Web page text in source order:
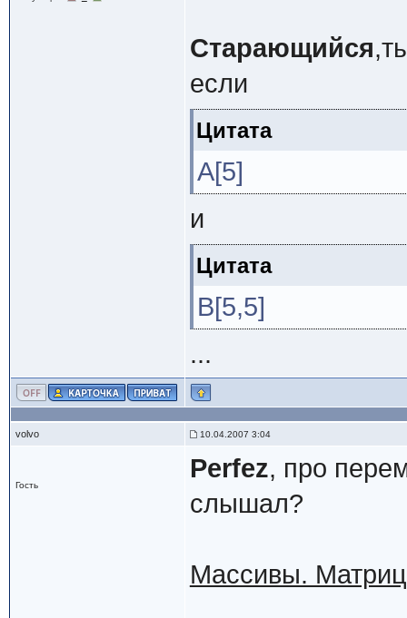
Старающийся
если
Цитата
A[5]
и
Цитата
B[5,5]
...
volvo 10.04.2007 3:04
Гость
Perfez, про
слышал?
Массивы.